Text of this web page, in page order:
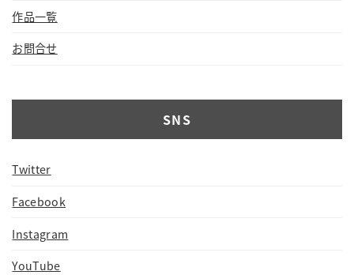
作品一覧
お問合せ
SNS
Twitter
Facebook
Instagram
YouTube